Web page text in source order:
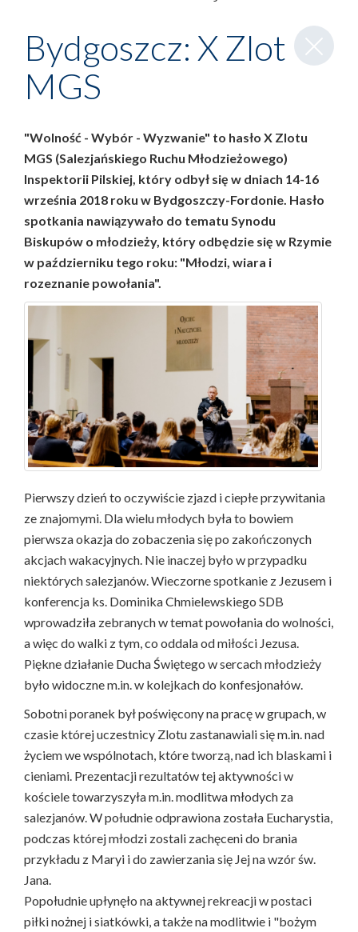
Zamknij
wpis
Bydgoszcz: X Zlot
MGS
"Wolność - Wybór - Wyzwanie" to hasło X Zlotu
MGS (Salezjańskiego Ruchu Młodzieżowego)
Inspektorii Pilskiej, który odbył się w dniach 14-16
września 2018 roku w Bydgoszczy-Fordonie. Hasło
spotkania nawiązywało do tematu Synodu
Biskupów o młodzieży, który odbędzie się w Rzymie
w październiku tego roku: "Młodzi, wiara i
rozeznanie powołania".
Pierwszy dzień to oczywiście zjazd i ciepłe przywitania
ze znajomymi. Dla wielu młodych była to bowiem
pierwsza okazja do zobaczenia się po zakończonych
akcjach wakacyjnych. Nie inaczej było w przypadku
niektórych salezjanów. Wieczorne spotkanie z Jezusem i
konferencja ks. Dominika Chmielewskiego SDB
wprowadziła zebranych w temat powołania do wolności,
a więc do walki z tym, co oddala od miłości Jezusa.
Piękne działanie Ducha Świętego w sercach młodzieży
było widoczne m.in. w kolejkach do konfesjonałów.
Sobotni poranek był poświęcony na pracę w grupach, w
czasie której uczestnicy Zlotu zastanawiali się m.in. nad
życiem we wspólnotach, które tworzą, nad ich blaskami i
cieniami. Prezentacji rezultatów tej aktywności w
kościele towarzyszyła m.in. modlitwa młodych za
salezjanów. W południe odprawiona została Eucharystia,
podczas której młodzi zostali zachęceni do brania
przykładu z Maryi i do zawierzania się Jej na wzór św.
Jana.
Popołudnie upłynęło na aktywnej rekreacji w postaci
piłki nożnej i siatkówki, a także na modlitwie i "bożym